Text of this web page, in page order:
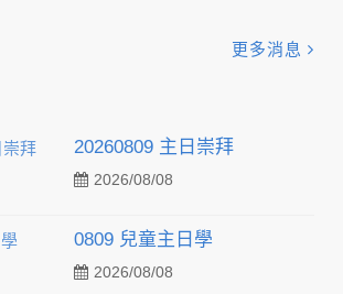
更多消息
20260809 主日崇拜
2026/08/08
0809 兒童主日學
2026/08/08